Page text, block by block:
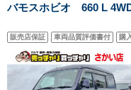
バモスホビオ 660 L
販売店保証 車両品質評価書付 購